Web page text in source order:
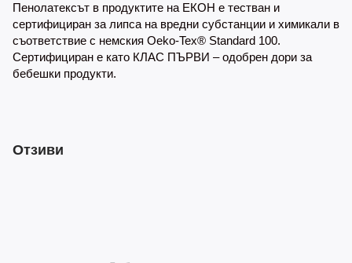
Пенолатексът в продуктите на ЕКОН е тестван и
сертифициран за липса на вредни субстанции и химикали в
съответствие с немския Oeko-Tex® Standard 100.
Сертифициран е като КЛАС ПЪРВИ – одобрен дори за
бебешки продукти.
Отзиви